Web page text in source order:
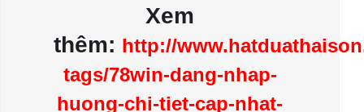
Xem
thêm: http://
tags/78win-dang-nhap-
huong-chi-tiet-cap-nhat-